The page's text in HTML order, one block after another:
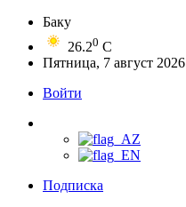
Баку
26.20 C
Пятница, 7 август 2026
Войти
Подписка